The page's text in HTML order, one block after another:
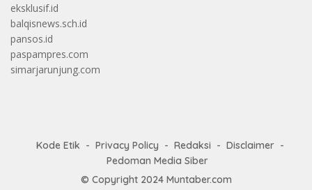
eksklusif.id
balqisnews.sch.id
pansos.id
paspampres.com
simarjarunjung.com
Kode Etik Privacy Policy Redaksi
Disclaimer
Pedoman Media Siber
© Copyright 2024 Muntaber.com